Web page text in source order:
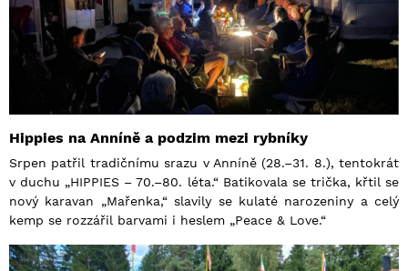
Hippies na Anníně a podzim mezi rybníky
Srpen patřil tradičnímu srazu v Anníně (28.–31. 8.), tentokrát
v duchu „HIPPIES – 70.–80. léta.“ Batikovala se trička, křtil se
nový karavan „Mařenka,“ slavily se kulaté narozeniny a celý
kemp se rozzářil barvami i heslem „Peace & Love.“